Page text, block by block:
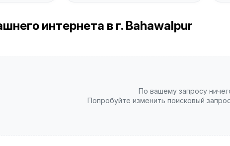
интернета в г. Bahawalpur
По вашему запросу
Попробуйте изменить поисковый